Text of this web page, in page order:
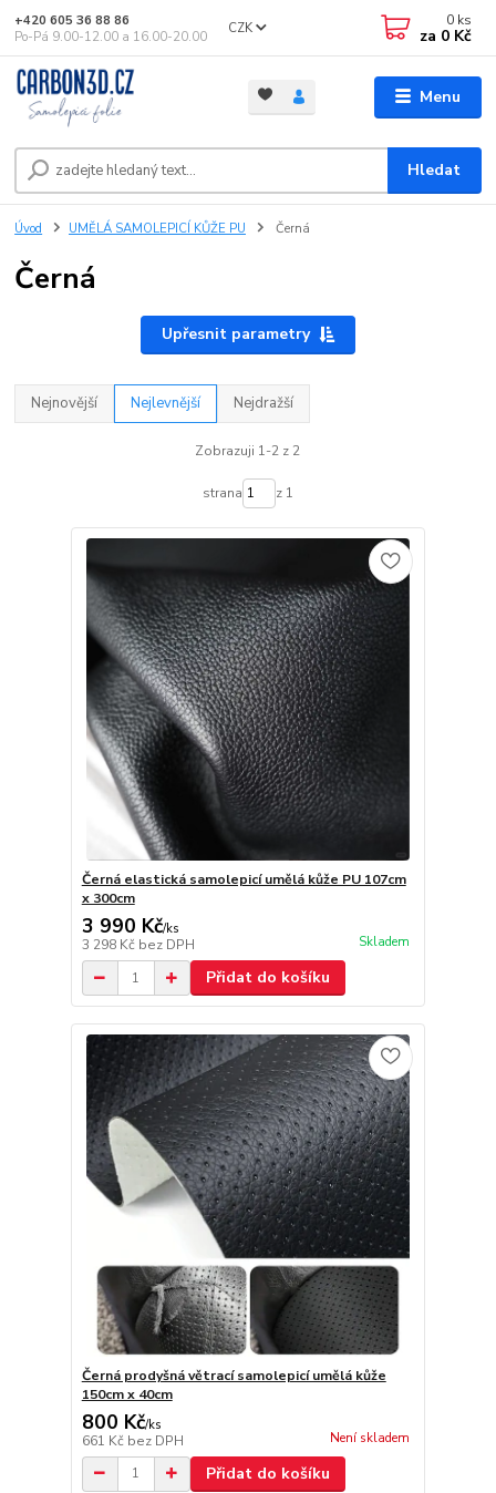
Menu
CZK
Hledat
+420 605 36 88 86
Po-Pá 9.00-12.00 a 16.00-20.00
0 ks
za 0 Kč
Úvod UMĚLÁ SAMOLEPICÍ KŮŽE PU Černá
Černá
Upřesnit parametry
Nejnovější Nejlevnější Nejdražší
Zobrazuji 1-2 z 2
strana z 1
Černá elastická samolepicí umělá kůže PU 107cm
x 300cm
3 990 Kč/ks
3 298 Kč bez DPH Skladem
Přidat do košíku
Černá prodyšná větrací samolepicí umělá kůže
150cm x 40cm
800 Kč/ks
661 Kč bez DPH Není skladem
Přidat do košíku